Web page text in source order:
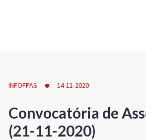
INFOFPAS 14-11-2020
Convocatória de
(21-11-2020)